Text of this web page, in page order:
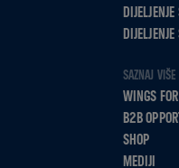
SAZNAJ VIŠE
WINGS
B2B
SHOP
MEDIJI